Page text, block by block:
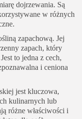
dojrzewania. Są
w różnych
zapachową. Jej
zapach, który
to jedna z cech,
i ceniona
jest kluczowa,
kulinarnych lub
różne właściwości i